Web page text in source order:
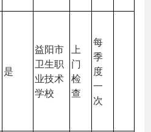
是
益阳市
卫生职
业技术
学校
上
门
检
查
每
季
度
一
次